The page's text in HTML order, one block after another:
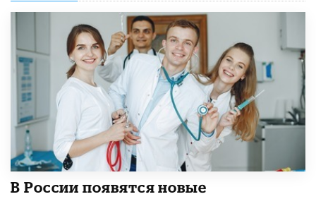
В России появятся новые